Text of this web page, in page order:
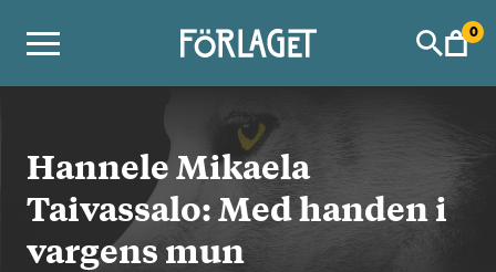
0
Hannele Mikaela
Taivassalo: Med handen i
vargens mun